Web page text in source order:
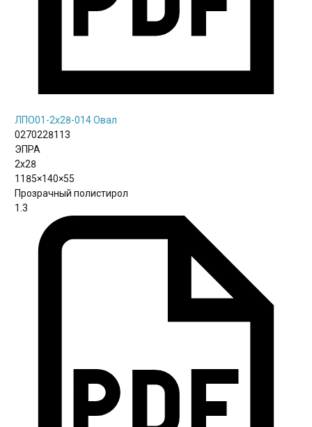
ЛПО01-2х28-014 Овал
0270228113
ЭПРА
2х28
1185×140×55
Прозрачный полистирол
1.3